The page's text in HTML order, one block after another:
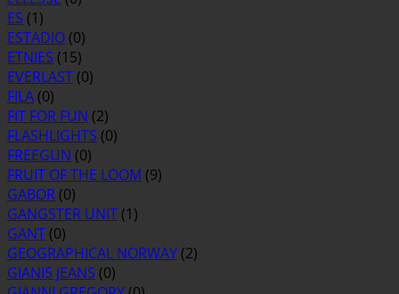
ES (1)
ESTADIO (0)
ETNIES (15)
EVERLAST (0)
FILA (0)
FIT FOR FUN (2)
FLASHLIGHTS (0)
FREEGUN (0)
FRUIT OF THE LOOM (9)
GABOR (0)
GANGSTER UNIT (1)
GANT (0)
GEOGRAPHICAL NORWAY (2)
GIANI5 JEANS (0)